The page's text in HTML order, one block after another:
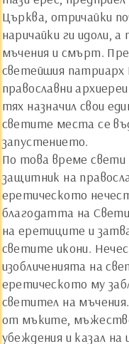
Църква, отричайки
наричайки ги идоли,
мъчения и смърт.
светейшия
православни
тях назначил свои
светите места се
запустението.
По това време свети
защитник на
еретическото
благодатта на
на еретиците и
светите икони.
изобличенията на
еретическото му
светител на
от мъките,
убеждения и казал